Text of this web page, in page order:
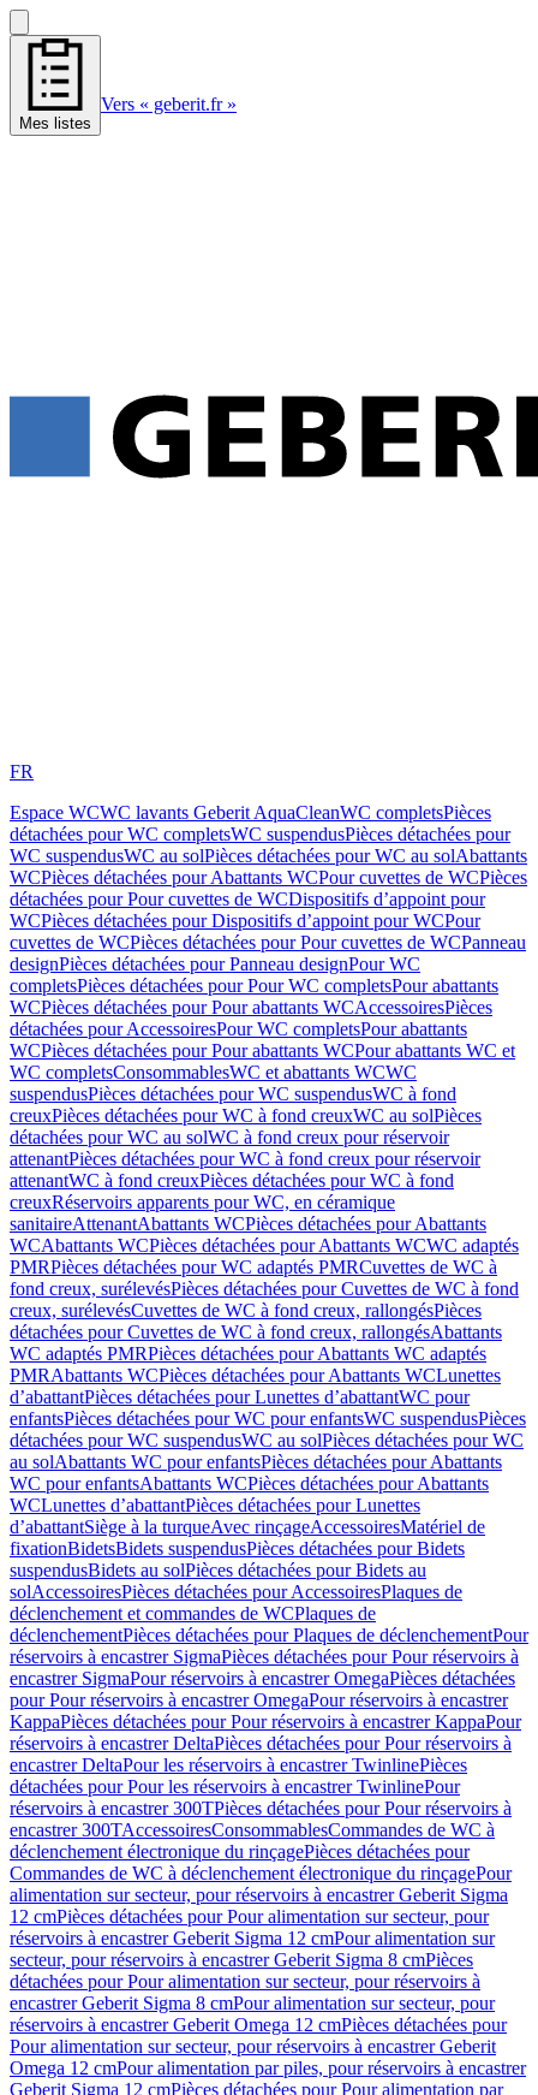
Mes listes
Vers « geberit.fr »
FR
Espace WCWC lavants Geberit AquaCleanWC completsPièces
détachées pour WC completsWC suspendusPièces détachées pour
WC suspendusWC au solPièces détachées pour WC au solAbattants
WCPièces détachées pour Abattants WCPour cuvettes de WCPièces
détachées pour Pour cuvettes de WCDispositifs d’appoint pour
WCPièces détachées pour Dispositifs d’appoint pour WCPour
cuvettes de WCPièces détachées pour Pour cuvettes de WCPanneau
designPièces détachées pour Panneau designPour WC
completsPièces détachées pour Pour WC completsPour abattants
WCPièces détachées pour Pour abattants WCAccessoiresPièces
détachées pour AccessoiresPour WC completsPour abattants
WCPièces détachées pour Pour abattants WCPour abattants WC et
WC completsConsommablesWC et abattants WCWC
suspendusPièces détachées pour WC suspendusWC à fond
creuxPièces détachées pour WC à fond creuxWC au solPièces
détachées pour WC au solWC à fond creux pour réservoir
attenantPièces détachées pour WC à fond creux pour réservoir
attenantWC à fond creuxPièces détachées pour WC à fond
creuxRéservoirs apparents pour WC, en céramique
sanitaireAttenantAbattants WCPièces détachées pour Abattants
WCAbattants WCPièces détachées pour Abattants WCWC adaptés
PMRPièces détachées pour WC adaptés PMRCuvettes de WC à
fond creux, surélevésPièces détachées pour Cuvettes de WC à fond
creux, surélevésCuvettes de WC à fond creux, rallongésPièces
détachées pour Cuvettes de WC à fond creux, rallongésAbattants
WC adaptés PMRPièces détachées pour Abattants WC adaptés
PMRAbattants WCPièces détachées pour Abattants WCLunettes
d’abattantPièces détachées pour Lunettes d’abattantWC pour
enfantsPièces détachées pour WC pour enfantsWC suspendusPièces
détachées pour WC suspendusWC au solPièces détachées pour WC
au solAbattants WC pour enfantsPièces détachées pour Abattants
WC pour enfantsAbattants WCPièces détachées pour Abattants
WCLunettes d’abattantPièces détachées pour Lunettes
d’abattantSiège à la turqueAvec rinçageAccessoiresMatériel de
fixationBidetsBidets suspendusPièces détachées pour Bidets
suspendusBidets au solPièces détachées pour Bidets au
solAccessoiresPièces détachées pour AccessoiresPlaques de
déclenchement et commandes de WCPlaques de
déclenchementPièces détachées pour Plaques de déclenchementPour
réservoirs à encastrer SigmaPièces détachées pour Pour réservoirs à
encastrer SigmaPour réservoirs à encastrer OmegaPièces détachées
pour Pour réservoirs à encastrer OmegaPour réservoirs à encastrer
KappaPièces détachées pour Pour réservoirs à encastrer KappaPour
réservoirs à encastrer DeltaPièces détachées pour Pour réservoirs à
encastrer DeltaPour les réservoirs à encastrer TwinlinePièces
détachées pour Pour les réservoirs à encastrer TwinlinePour
réservoirs à encastrer 300TPièces détachées pour Pour réservoirs à
encastrer 300TAccessoiresConsommablesCommandes de WC à
déclenchement électronique du rinçagePièces détachées pour
Commandes de WC à déclenchement électronique du rinçagePour
alimentation sur secteur, pour réservoirs à encastrer Geberit Sigma
12 cmPièces détachées pour Pour alimentation sur secteur, pour
réservoirs à encastrer Geberit Sigma 12 cmPour alimentation sur
secteur, pour réservoirs à encastrer Geberit Sigma 8 cmPièces
détachées pour Pour alimentation sur secteur, pour réservoirs à
encastrer Geberit Sigma 8 cmPour alimentation sur secteur, pour
réservoirs à encastrer Geberit Omega 12 cmPièces détachées pour
Pour alimentation sur secteur, pour réservoirs à encastrer Geberit
Omega 12 cmPour alimentation par piles, pour réservoirs à encastrer
Geberit Sigma 12 cmPièces détachées pour Pour alimentation par